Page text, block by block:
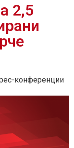
2,5
конференции